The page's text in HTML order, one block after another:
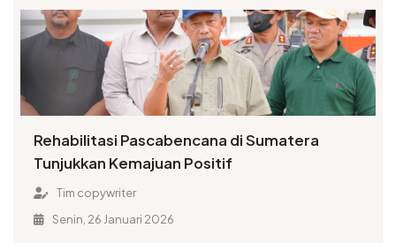
Rehabilitasi Pascabencana di Sumatera
Tunjukkan Kemajuan Positif
Tim copywriter
Senin, 26 Januari 2026